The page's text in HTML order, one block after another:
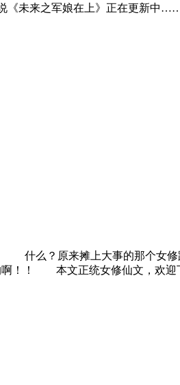
《未来之军娘在上》正在更新中
什么？原来摊上大事的那个女修
的啊！！ 本文正统女修仙文，